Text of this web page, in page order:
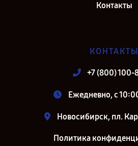
Контакты
КОНТАКТЫ
+7 (800) 100-
Ежедневно, с
Новосибирск, пл.
Политика